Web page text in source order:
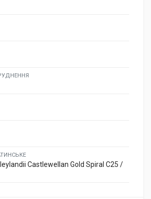
Castlewellan Gold Spiral C25 /